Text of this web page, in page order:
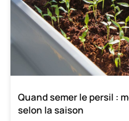
Quand semer le persil :
selon la saison